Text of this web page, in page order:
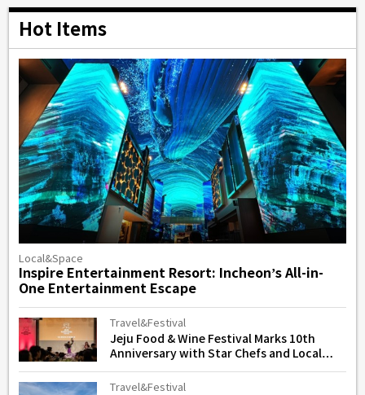
Hot Items
Local&Space
Inspire Entertainment Resort: Incheon’s All-in-
One Entertainment Escape
Travel&Festival
Jeju Food & Wine Festival Marks 10th
Anniversary with Star Chefs and Local
Flavors
Travel&Festival